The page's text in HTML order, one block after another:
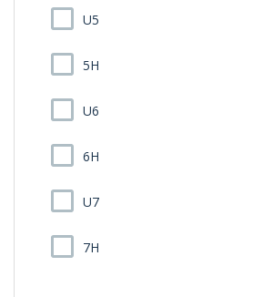
U5
5H
U6
6H
U7
7H